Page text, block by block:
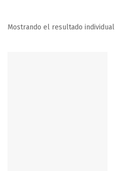
Mostrando el resultado individual